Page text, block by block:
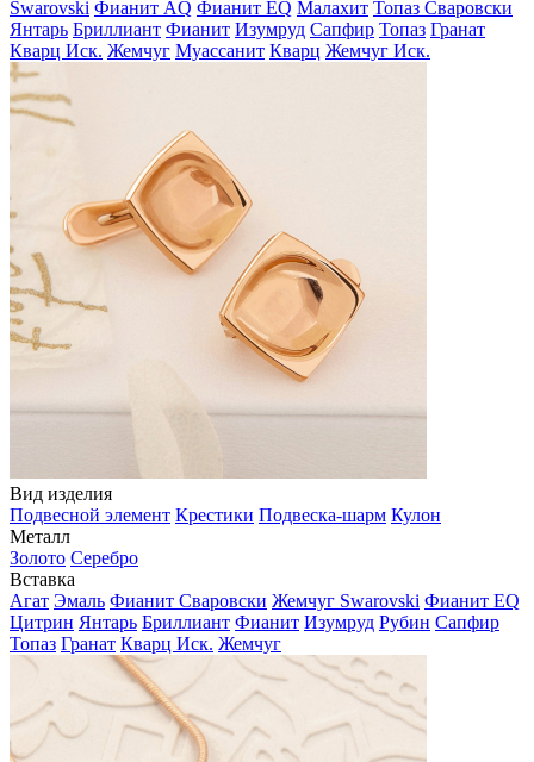
Swarovski Фианит AQ Фианит EQ Малахит Топаз Сваровски
Янтарь Бриллиант Фианит Изумруд Сапфир Топаз Гранат
Кварц Иск. Жемчуг Муассанит Кварц Жемчуг Иск.
Вид изделия
Подвесной элемент Крестики Подвеска-шарм Кулон
Металл
Золото Серебро
Вставка
Агат Эмаль Фианит Сваровски Жемчуг Swarovski Фианит EQ
Цитрин Янтарь Бриллиант Фианит Изумруд Рубин Сапфир
Топаз Гранат Кварц Иск. Жемчуг